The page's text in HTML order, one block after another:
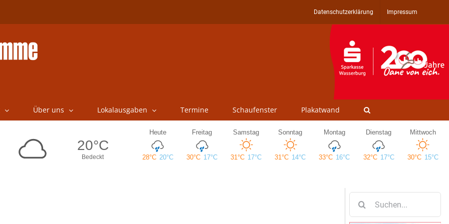
Datenschutzerklärung Impressum
Über uns Lokalausgaben Termine Schaufenster Plakatwand
nach: